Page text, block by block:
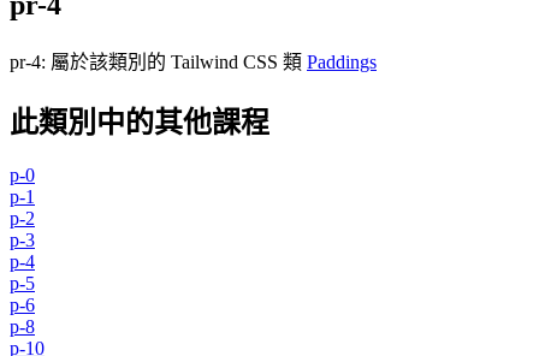
pr-4: 屬於該類別的 Tailwind CSS 類 Paddings
此類別中的其他課程
p-0
p-1
p-2
p-3
p-4
p-5
p-6
p-8
p-10